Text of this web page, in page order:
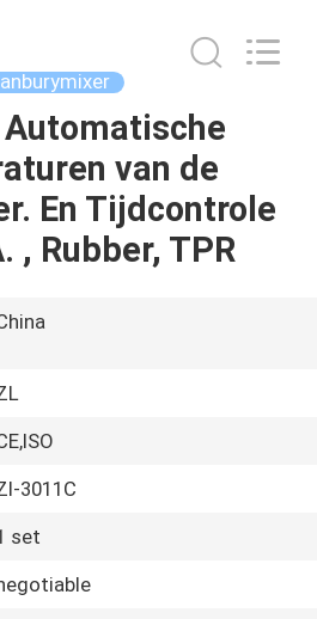
Automatische
van de
En Tijdcontrole
, Rubber, TPR
3011C
set